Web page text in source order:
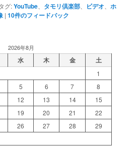
グ:YouTube タモリ倶楽部 ビデオ 、ホ
|10件のフィードバック
2026年8月
水 木 金 土
1
5 6 7
8
12 13 14
15
19 20 21
22
26 27 28
29